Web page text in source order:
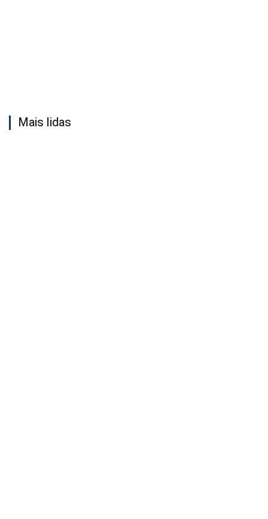
Mais lidas